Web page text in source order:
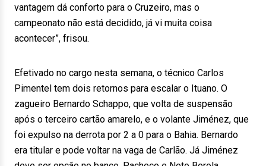
vantagem dá conforto para o Cruzeiro, mas o
campeonato não está decidido, já vi muita coisa
acontecer”, frisou.
Efetivado no cargo nesta semana, o técnico Carlos
Pimentel tem dois retornos para escalar o Ituano. O
zagueiro Bernardo Schappo, que volta de suspensão
após o terceiro cartão amarelo, e o volante Jiménez, que
foi expulso na derrota por 2 a 0 para o Bahia. Bernardo
era titular e pode voltar na vaga de Carlão. Já Jiménez